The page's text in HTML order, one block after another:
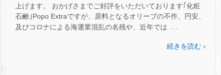
上げます。 おかげさまでご好評をいただいております｢化粧
石鹸｣Popo Extraですが、原料となるオリーブの不作、円安、
及びコロナによる海運業混乱の名残や、近年では …
続きを読む ›